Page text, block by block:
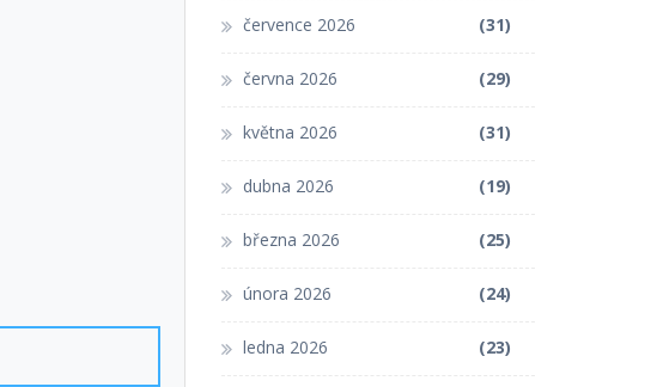
července 2026 (31)
června 2026 (29)
května 2026 (31)
dubna 2026 (19)
března 2026 (25)
února 2026 (24)
ledna 2026 (23)